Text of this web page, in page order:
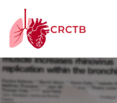
Aller au contenu